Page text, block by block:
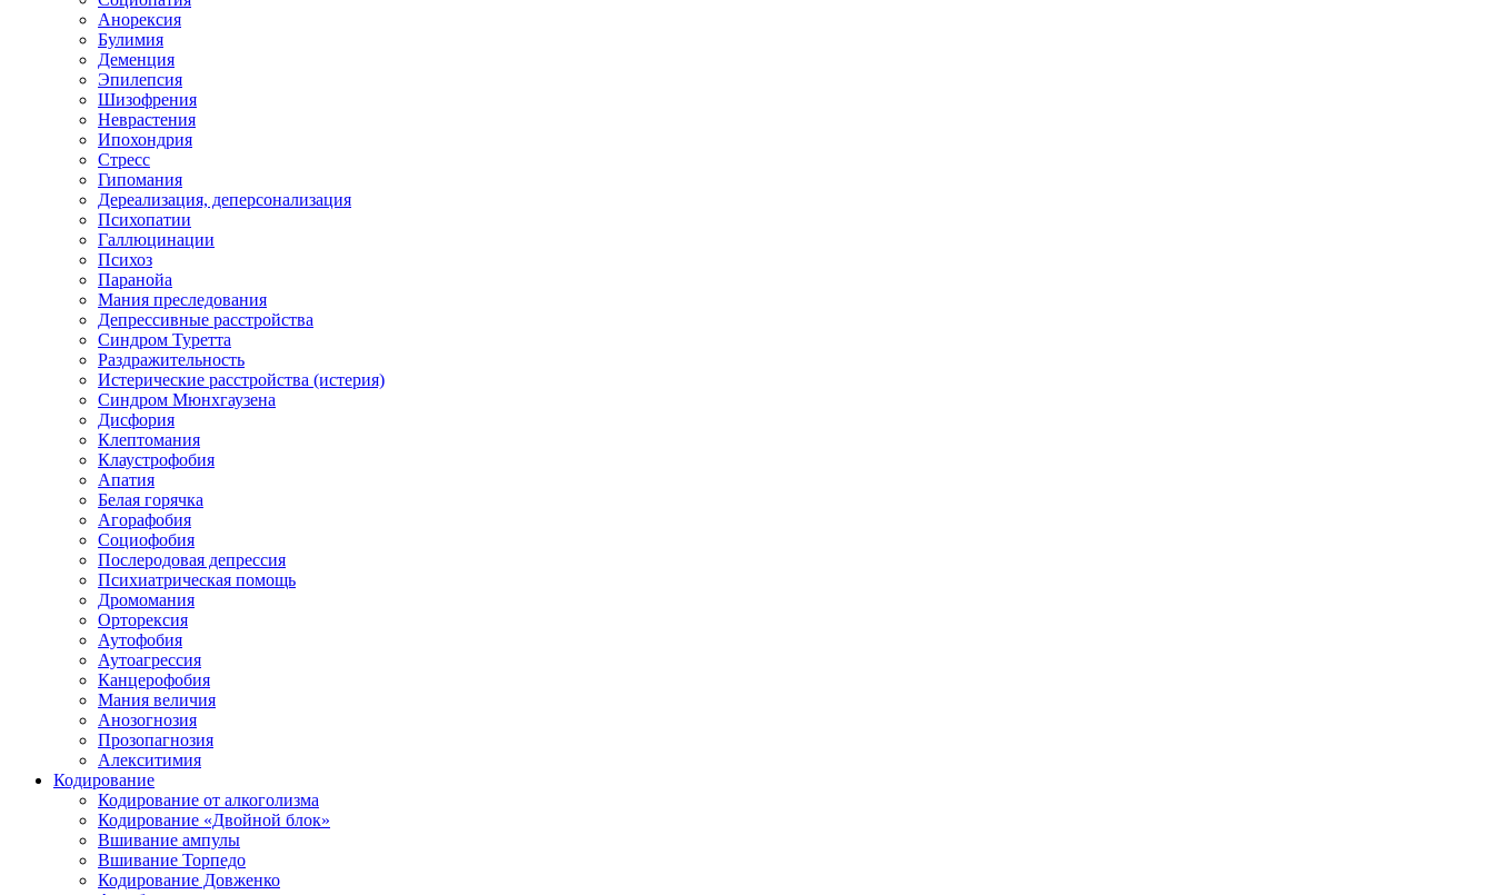
Анорексия
Булимия
Деменция
Эпилепсия
Шизофрения
Неврастения
Ипохондрия
Стресс
Гипомания
Дереализация, деперсонализация
Психопатии
Галлюцинации
Психоз
Паранойа
Мания преследования
Депрессивные расстройства
Синдром Туретта
Раздражительность
Истерические расстройства (истерия)
Синдром Мюнхгаузена
Дисфория
Клептомания
Клаустрофобия
Апатия
Белая горячка
Агорафобия
Социофобия
Послеродовая депрессия
Психиатрическая помощь
Дромомания
Орторексия
Аутофобия
Аутоагрессия
Канцерофобия
Мания величия
Анозогнозия
Прозопагнозия
Алекситимия
Кодирование
Кодирование от алкоголизма
Кодирование «Двойной блок»
Вшивание ампулы
Вшивание Торпедо
Кодирование Довженко